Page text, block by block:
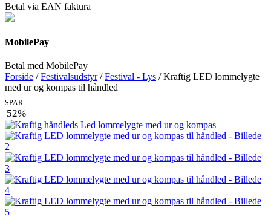
Betal via EAN faktura
MobilePay
Betal med MobilePay
Forside /Festivalsudstyr/Festival - Lys / Kraftig LED lommelygte
med ur og kompas til håndled
SPAR
52%